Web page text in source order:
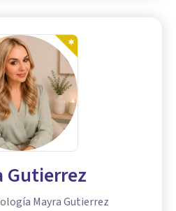
Gutierrez
Mayra Gutierrez